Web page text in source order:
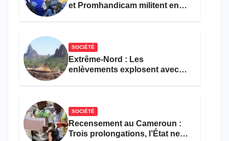
et Promhandicam militent en
SOCIÉTÉ
Extrême-Nord : Les
enlèvements explosent avec
SOCIÉTÉ
Recensement au Cameroun :
Trois prolongations, l’État ne